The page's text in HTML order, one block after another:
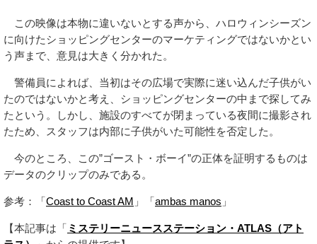
この映像は本物に違いないとする声から、ハロウィンシーズン
に向けたショッピングセンターのマーケティングではないかとい
う声まで、意見は大きく分かれた。
警備員によれば、当初はその広場で実際に迷い込んだ子供がい
たのではないかと考え、ショッピングセンターの中まで探してみ
たという。しかし、施設のすべてが閉まっている夜間に撮影され
たため、スタッフは内部に子供がいた可能性を否定した。
今のところ、この”ゴースト・ボーイ”の正体を証明するものは
データのクリップのみである。
参考：「Coast to Coast AM 」「ambas manos 」
【本記事は「 ミステリーニュースステーション・ATLAS（アト